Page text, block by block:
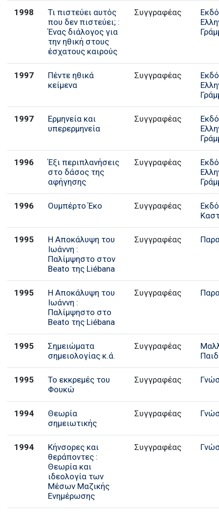
1998
Τι πιστεύει αυτός
που δεν πιστεύει; :
Ένας διάλογος για
την ηθική στους
έσχατους καιρούς
Συγγραφέας
1997
Πέντε ηθικά
κείμενα
Συγγραφέας
1997
Ερμηνεία και
υπερερμηνεία
Συγγραφέας
1996
Έξι περιπλανήσεις
στο δάσος της
αφήγησης
Συγγραφέας
1996 Ουμπέρτο Έκο Συγγραφέας
1995
Η Αποκάλυψη του
Ιωάννη :
Παλίμψηστο στον
Beato της Liébana
Συγγραφέας
1995
Η Αποκάλυψη του
Ιωάννη :
Παλίμψηστο στο
Beato της Liébana
Συγγραφέας
1995
Σημειώματα
σημειολογίας κ.ά.
Συγγραφέας
1995
Το εκκρεμές του
Φουκώ
Συγγραφέας
1994
Θεωρία
σημειωτικής
Συγγραφέας
1994
Κήνσορες και
θεράποντες :
Θεωρία και
ιδεολογία των
Μέσων Μαζικής
Ενημέρωσης
Συγγραφέας